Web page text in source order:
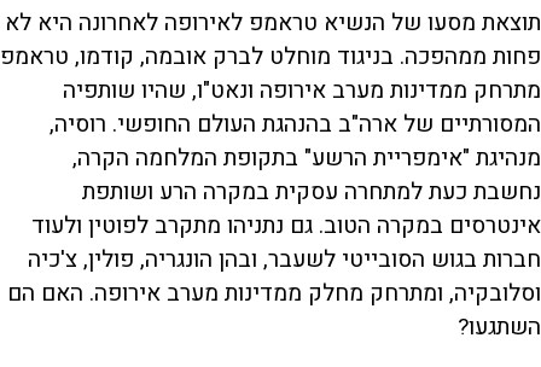
תוצאת מסעו של הנשיא טראמפ לאירופה לאחרונה היא לא
פחות ממהפכה. בניגוד מוחלט לברק אובמה, קודמו, טראמפ
מתרחק ממדינות מערב אירופה ונאט"ו, שהיו שותפיה
המסורתיים של ארה"ב בהנהגת העולם החופשי. רוסיה,
מנהיגת "אימפריית הרשע" בתקופת המלחמה הקרה,
נחשבת כעת למתחרה עסקית במקרה הרע ושותפת
אינטרסים במקרה הטוב. גם נתניהו מתקרב לפוטין ולעוד
חברות בגוש הסובייטי לשעבר, ובהן הונגריה, פולין, צ'כיה
וסלובקיה, ומתרחק מחלק ממדינות מערב אירופה. האם הם
השתגעו?